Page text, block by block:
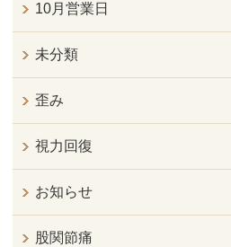
10月営業日
未分類
歪み
視力回復
お知らせ
股関節痛